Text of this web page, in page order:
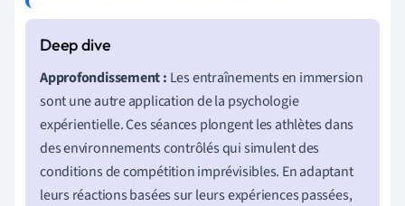
Approfondissement : Les entraînements en immersion
sont une autre application de la psychologie
expérientielle. Ces séances plongent les athlètes dans
des environnements contrôlés qui simulent des
conditions de compétition imprévisibles. En adaptant
leurs réactions basées sur leurs expériences passées,